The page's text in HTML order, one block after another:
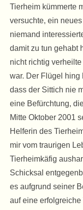
Tierheim kümmerte
versuchte, ein
niemand
damit zu tun gehabt
nicht richtig
war. Der Flügel hing
dass der Sittich nie
eine Befürchtung,
Mitte Oktober 2001
Helferin des
mir vom traurigen
Tierheimkäfig
Schicksal
es aufgrund seiner
auf eine erfolgreiche